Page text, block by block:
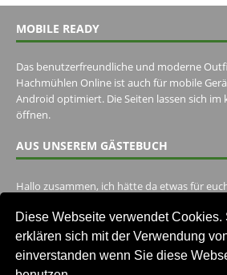
Diese Webseite verwendet Cookies.
erklären sich mit der Verwendung
einverstanden wenn Sie diese
MOBILE READY
Das benutzerfreundliche und moderne
Hachmühlen Online ist auch für mobile
Android optimiert. Die Seiten lassen sich
öffnen.
AUS UNSEREM GÄSTEBUCH
Hallo zusammen, ich hätte da etwas für
Ich habe ein Jahr im Gasthaus Hugo Pape
Unser Gästebuch besuchen